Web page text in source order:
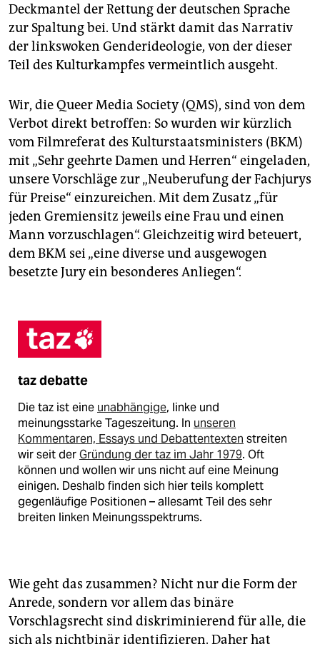
Deckmantel der Rettung der deutschen Sprache
zur Spaltung bei. Und stärkt damit das Narrativ
der linkswoken Genderideologie, von der dieser
Teil des Kulturkampfes vermeintlich ausgeht.
Wir, die Queer Media Society (QMS), sind von dem
Verbot direkt betroffen: So wurden wir kürzlich
vom Filmreferat des Kulturstaatsministers (BKM)
mit „Sehr geehrte Damen und Herren“ eingeladen,
unsere Vorschläge zur „Neuberufung der Fachjurys
für Preise“ einzureichen. Mit dem Zusatz „für
jeden Gremiensitz jeweils eine Frau und einen
Mann vorzuschlagen“. Gleichzeitig wird beteuert,
dem BKM sei „eine diverse und ausgewogen
besetzte Jury ein besonderes Anliegen“.
taz debatte
Die taz ist eine unabhängige, linke und
meinungsstarke Tageszeitung. In unseren
Kommentaren, Essays und Debattentexten streiten
wir seit derGründung der taz im Jahr 1979. Oft
können und wollen wir uns nicht auf eine Meinung
einigen. Deshalb finden sich hier teils komplett
gegenläufige Positionen – allesamt Teil des sehr
breiten linken Meinungsspektrums.
Wie geht das zusammen? Nicht nur die Form der
Anrede, sondern vor allem das binäre
Vorschlagsrecht sind diskriminierend für alle, die
sich als nichtbinär identifizieren. Daher hat